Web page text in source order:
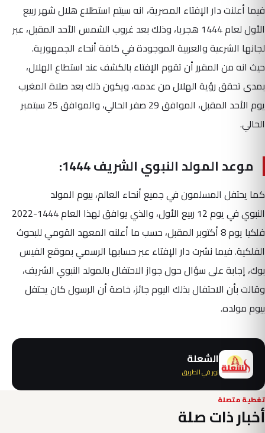
فيما أعلنت دار الإفتاء المصرية، انه سيتم استطلاع هلال شهر ربيع
الأول لعام 1444 هجريا، وذلك بعد غروب الشمس الأحد المقبل، عبر
لجانها الشرعية والعربية الموجودة في كافة أنحاء الجمهورية.
حيث انه من المقرر أن تقوم الإفتاء بالكشف عند استطاع الهلال،
بمدى تحقق رؤية الهلال من عدمه، ويكون ذلك بعد صلاة المغرب
يوم الأحد المقبل، الموافق 29 صفر الحالي، والموافق 25 سبتمبر
الحالي.
موعد المولد النبوي الشريف 1444:
كما يحتفل المسلمون في جميع أنحاء العالم، بيوم المولد
النبوي في يوم 12 ربيع الأول، والذي يوافق لهذا العام 1444-2022
فلكيا يوم 8 أكتوبر المقبل، حسب ما أعلنه المعهد القومي للبحوث
الفلكية. فيما نشرت دار الإفتاء عبر حسابها الرسمي بموقع الفيس
بوك، إجابة على سؤال حول جواز الاحتفال بالمولد النبوي الشريف،
وقالت بأن الاحتفال بذلك اليوم جائز، خاصة أن الرسول كان يحتفل
بيوم مولده.
الشعلة
نور في الطريق
تغطية متصلة
أخبار ذات صلة